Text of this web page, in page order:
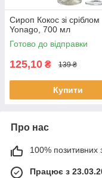
Сироп Кокос зі сріблом
Yonago, 700 мл
Готово до відправки
125,10 ₴ 139 ₴
Купити
Про нас
100% позитивних з
Працює з